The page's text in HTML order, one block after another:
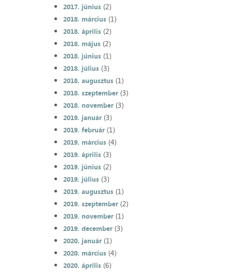
2017. június(2)
2018. március(1)
2018. április(2)
2018. május(2)
2018. június(1)
2018. július(3)
2018. augusztus(1)
2018. szeptember(3)
2018. november(3)
2019. január(3)
2019. február(1)
2019. március(4)
2019. április(3)
2019. június(2)
2019. július(3)
2019. augusztus(1)
2019. szeptember(2)
2019. november(1)
2019. december(3)
2020. január(1)
2020. március(4)
2020. április(6)